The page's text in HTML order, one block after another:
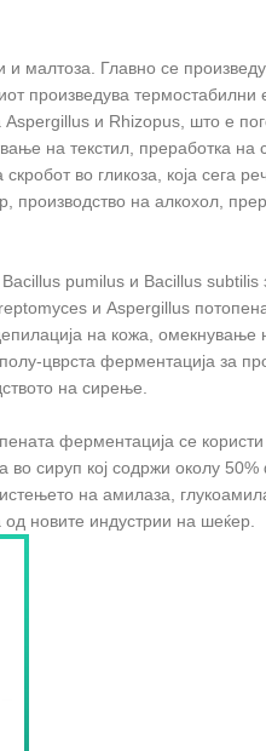
малтоза. Главно се
произведува термостабилни
и Rhizopus, што е
на текстил, преработка на
во гликоза, која сега
производство на алкохол,
pumilus и Bacillus subtilis
и Aspergillus
на кожа, омекнување
цврста ферментација за
на сирење.
ферментација се
сируп кој содржи околу 50%
на амилаза,
новите индустрии на шеќер.